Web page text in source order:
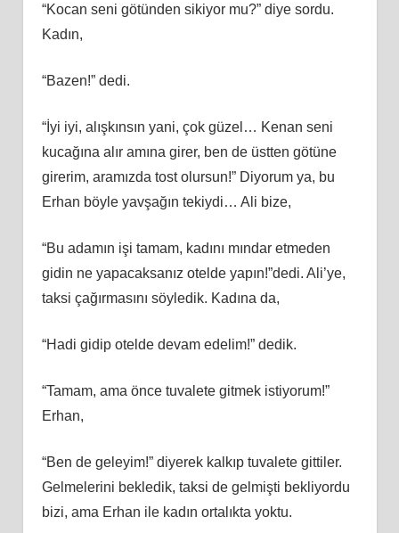
“Kocan seni götünden sikiyor mu?” diye sordu.
Kadın,
“Bazen!” dedi.
“İyi iyi, alışkınsın yani, çok güzel… Kenan seni
kucağına alır amına girer, ben de üstten götüne
girerim, aramızda tost olursun!” Diyorum ya, bu
Erhan böyle yavşağın tekiydi… Ali bize,
“Bu adamın işi tamam, kadını mındar etmeden
gidin ne yapacaksanız otelde yapın!”dedi. Ali’ye,
taksi çağırmasını söyledik. Kadına da,
“Hadi gidip otelde devam edelim!” dedik.
“Tamam, ama önce tuvalete gitmek istiyorum!”
Erhan,
“Ben de geleyim!” diyerek kalkıp tuvalete gittiler.
Gelmelerini bekledik, taksi de gelmişti bekliyordu
bizi, ama Erhan ile kadın ortalıkta yoktu.